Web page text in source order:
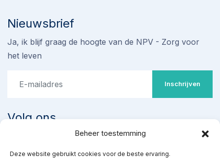
Beheer toestemming
Deze website gebruikt cookies voor de beste ervaring.
Nieuwsbrief
Ja, ik blijf graag de hoogte van de NPV - Zorg voor
het leven
Inschrijven
Volg ons